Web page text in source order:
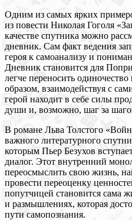
Одним из самых ярких
из повести Николая Гоголя
качестве спутника можно
дневник. Сам факт ведения
героя к самоанализу и
Дневник становится для
легче переносить
образом, взаимодействуя с
герой находит в себе силы
души и, возможно, шаг за
В романе Льва Толстого
важного литературного
которым Пьер Безухов
диалог. Этот внутренний
переосмыслить свою жизнь,
провести переоценку
попутчицей становится сама
и размышлениях, которая
пути самопознания.